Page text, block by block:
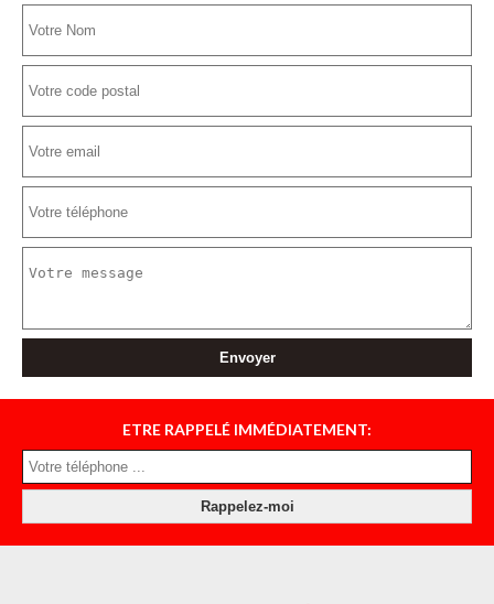
ETRE RAPPELÉ IMMÉDIATEMENT: